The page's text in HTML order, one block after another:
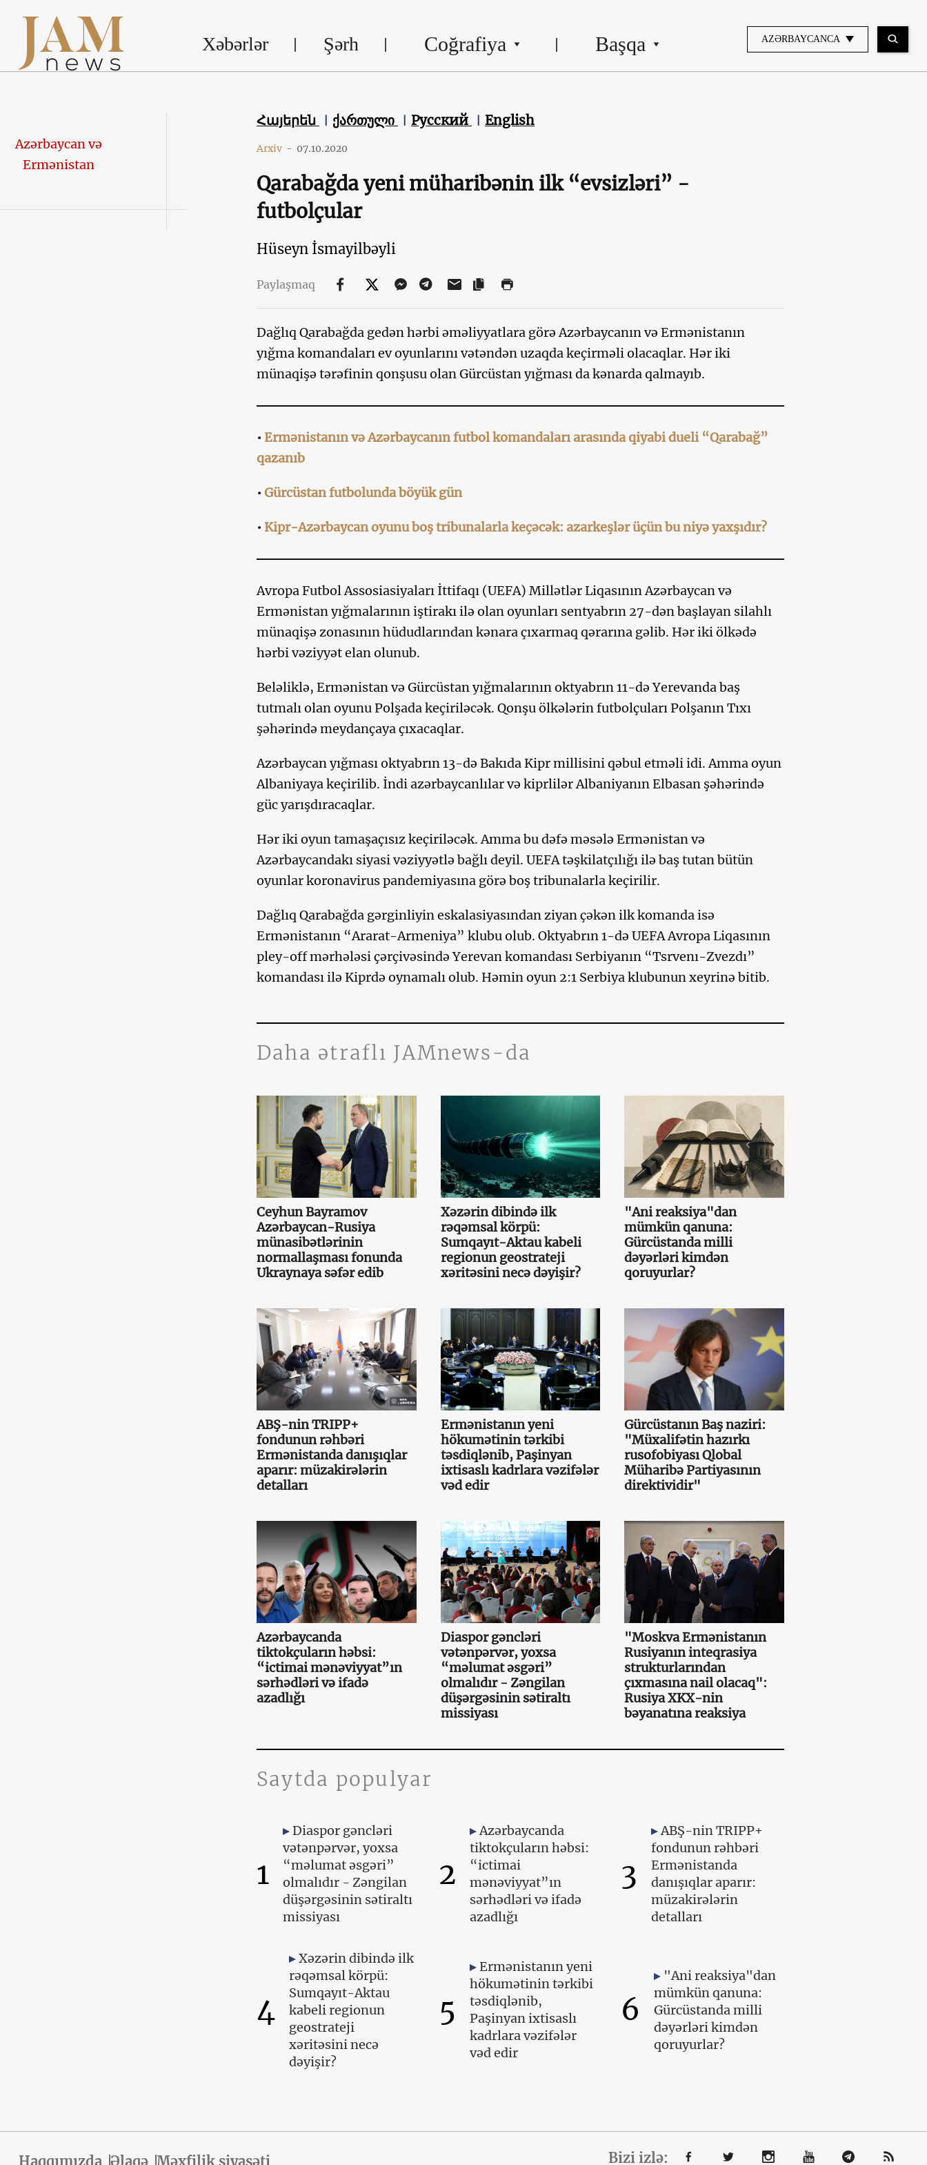
Xəbərlər Şərh Coğrafiya Başqa AZƏRBAYCANCA
Azərbaycan və
Ermənistan
Հայերեն ქართული Русский English
Arxiv - 07.10.2020
Qarabağda yeni müharibənin ilk “evsizləri” -
futbolçular
Hüseyn İsmayilbəyli
Paylaşmaq
Dağlıq Qarabağda gedən hərbi əməliyyatlara görə Azərbaycanın və Ermənistanın
yığma komandaları ev oyunlarını vətəndən uzaqda keçirməli olacaqlar. Hər iki
münaqişə tərəfinin qonşusu olan Gürcüstan yığması da kənarda qalmayıb.
•Ermənistanın və Azərbaycanın futbol komandaları arasında qiyabi dueli “Qarabağ”
qazanıb
•Gürcüstan futbolunda böyük gün
• Kipr-Azərbaycan oyunu boş tribunalarla keçəcək: azarkeşlər üçün bu niyə yaxşıdır?
Avropa Futbol Assosiasiyaları İttifaqı (UEFA) Millətlər Liqasının Azərbaycan və
Ermənistan yığmalarının iştirakı ilə olan oyunları sentyabrın 27-dən başlayan silahlı
münaqişə zonasının hüdudlarından kənara çıxarmaq qərarına gəlib. Hər iki ölkədə
hərbi vəziyyət elan olunub.
Beləliklə, Ermənistan və Gürcüstan yığmalarının oktyabrın 11-də Yerevanda baş
tutmalı olan oyunu Polşada keçiriləcək. Qonşu ölkələrin futbolçuları Polşanın Tıxı
şəhərində meydançaya çıxacaqlar.
Azərbaycan yığması oktyabrın 13-də Bakıda Kipr millisini qəbul etməli idi. Amma oyun
Albaniyaya keçirilib. İndi azərbaycanlılar və kiprlilər Albaniyanın Elbasan şəhərində
güc yarışdıracaqlar.
Hər iki oyun tamaşaçısız keçiriləcək. Amma bu dəfə məsələ Ermənistan və
Azərbaycandakı siyasi vəziyyətlə bağlı deyil. UEFA təşkilatçılığı ilə baş tutan bütün
oyunlar koronavirus pandemiyasına görə boş tribunalarla keçirilir.
Dağlıq Qarabağda gərginliyin eskalasiyasından ziyan çəkən ilk komanda isə
Ermənistanın “Ararat-Armeniya” klubu olub. Oktyabrın 1-də UEFA Avropa Liqasının
pley-off mərhələsi çərçivəsində Yerevan komandası Serbiyanın “Tsrvenı-Zvezdı”
komandası ilə Kiprdə oynamalı olub. Həmin oyun 2:1 Serbiya klubunun xeyrinə bitib.
Daha ətraflı JAMnews-da
Ceyhun Bayramov
Azərbaycan-Rusiya
münasibətlərinin
normallaşması fonunda
Ukraynaya səfər edib
Xəzərin dibində ilk
rəqəmsal körpü:
Sumqayıt-Aktau kabeli
regionun geostrateji
xəritəsini necə dəyişir?
"Ani reaksiya"dan
mümkün qanuna:
Gürcüstanda milli
dəyərləri kimdən
qoruyurlar?
ABŞ-nin TRIPP+
fondunun rəhbəri
Ermənistanda danışıqlar
aparır: müzakirələrin
detalları
Ermənistanın yeni
hökumətinin tərkibi
təsdiqlənib, Paşinyan
ixtisaslı kadrlara vəzifələr
vəd edir
Gürcüstanın Baş naziri:
"Müxalifətin hazırkı
rusofobiyası Qlobal
Müharibə Partiyasının
direktividir"
Azərbaycanda
tiktokçuların həbsi:
“ictimai mənəviyyat”ın
sərhədləri və ifadə
azadlığı
Diaspor gəncləri
vətənpərvər, yoxsa
“məlumat əsgəri”
olmalıdır - Zəngilan
düşərgəsinin sətiraltı
missiyası
"Moskva Ermənistanın
Rusiyanın inteqrasiya
strukturlarından
çıxmasına nail olacaq":
Rusiya XKX-nin
bəyanatına reaksiya
Saytda populyar
1
Diaspor gəncləri
vətənpərvər, yoxsa
“məlumat əsgəri”
olmalıdır - Zəngilan
düşərgəsinin sətiraltı
missiyası
2
Azərbaycanda
tiktokçuların həbsi:
“ictimai
mənəviyyat”ın
sərhədləri və ifadə
azadlığı
3
ABŞ-nin TRIPP+
fondunun rəhbəri
Ermənistanda
danışıqlar aparır:
müzakirələrin
detalları
4
Xəzərin dibində ilk
rəqəmsal körpü:
Sumqayıt-Aktau
kabeli regionun
geostrateji
xəritəsini necə
dəyişir?
5
Ermənistanın yeni
hökumətinin tərkibi
təsdiqlənib,
Paşinyan ixtisaslı
kadrlara vəzifələr
vəd edir
6
"Ani reaksiya"dan
mümkün qanuna:
Gürcüstanda milli
dəyərləri kimdən
qoruyurlar?
Haqqımızda Əlaqə Məxfilik siyasəti Bizi izlə: